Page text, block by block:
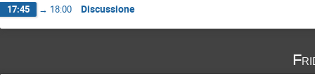
17:45 → 18:00 Discussione